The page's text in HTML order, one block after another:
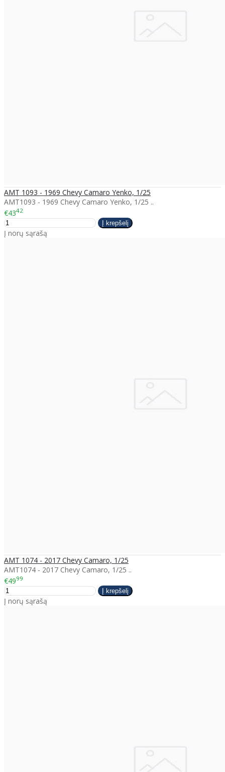
AMT 1093 - 1969 Chevy Camaro Yenko, 1/25
AMT1093 - 1969 Chevy Camaro Yenko, 1/25 ..
€4342
Į norų sąrašą
AMT 1074 - 2017 Chevy Camaro, 1/25
AMT1074 - 2017 Chevy Camaro, 1/25 ..
€4999
Į norų sąrašą